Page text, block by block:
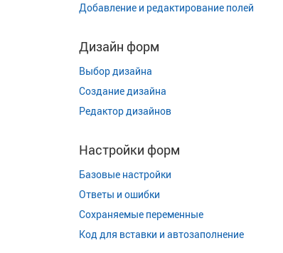
Добавление и редактирование полей
Дизайн форм
Выбор дизайна
Создание дизайна
Редактор дизайнов
Настройки форм
Базовые настройки
Ответы и ошибки
Сохраняемые переменные
Код для вставки и автозаполнение